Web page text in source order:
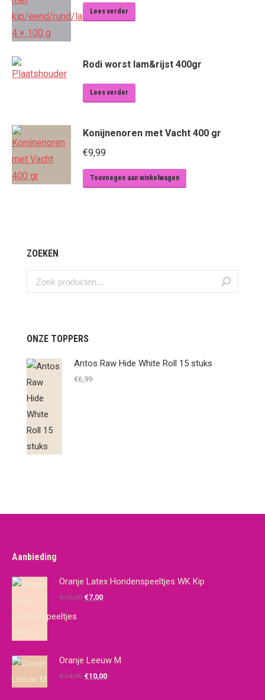
Lees verder
Rodi worst lam&rijst 400gr
Lees verder
Konijnenoren met Vacht 400 gr
€9,99
Toevoegen aan winkelwagen
ZOEKEN
ONZE TOPPERS
Antos Raw Hide White Roll 15 stuks
€6,99
Aanbieding
Oranje Latex Hondenspeeltjes WK Kip
€10,00 Oorspronkelijke
€7,00Huidige
Oranje Leeuw M
€14,95 Oorspronkelijke
€10,00Huidige